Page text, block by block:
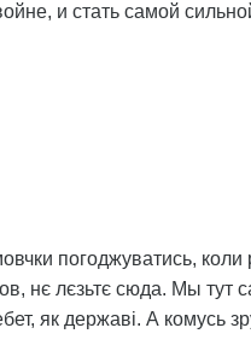
и стать самой
погоджуватись, коли
нє лєзьтє сюда. Мы тут
як державі. А комусь